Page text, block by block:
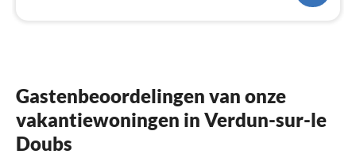
Gastenbeoordelingen van onze
vakantiewoningen in Verdun-sur-le
Doubs